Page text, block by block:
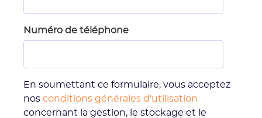
Numéro de téléphone
En soumettant ce formulaire, vous acceptez
nos conditions générales d'utilisation
concernant la gestion, le stockage et le